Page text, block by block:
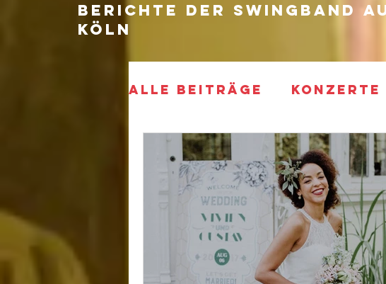
Berichte Der SWingband
Köln
Alle Beiträge KONZERTE
ELECTRIFIED PARTY
CHRISTMAS NEUE
CATS KÜNSTLICHE